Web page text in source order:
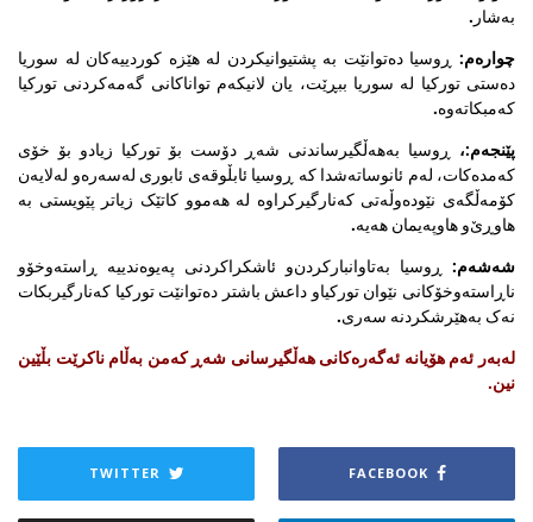
بەشار.
چوارەم: ڕوسیا دەتوانێت بە پشتیوانیکردن لە هێزە کوردییەکان لە سوریا
دەستی تورکیا لە سوریا ببڕێت، یان لانیکەم تواناکانی گەمەکردنی تورکیا
کەمبکاتەوە.
پێنجەم:، ڕوسیا بەهەڵگیرساندنی شەڕ دۆست بۆ تورکیا زیادو بۆ خۆی
کەمدەکات، لەم ئانوساتەشدا کە ڕوسیا ئابڵوقەی ئابوری لەسەرەو لەلایەن
کۆمەڵگەی نێودەوڵەتی کەنارگیرکراوە لە هەموو کاتێک زیاتر پێویستی بە
هاوڕێ‌و هاوپەیمان هەیە.
شەشەم: ڕوسیا بەتاوانبارکردن‌و ئاشکراکردنی پەیوەندییە ڕاستەوخۆو
ناڕاستەوخۆکانی نێوان تورکیاو داعش باشتر دەتوانێت تورکیا کەنارگیربکات
نەک بەهێرشکردنە سەری.
لەبەر ئەم هۆیانە ئەگەرەکانی هەڵگیرسانی شەڕ کەمن بەڵام ناکرێت بڵێین
نین.
FACEBOOK
TWITTER